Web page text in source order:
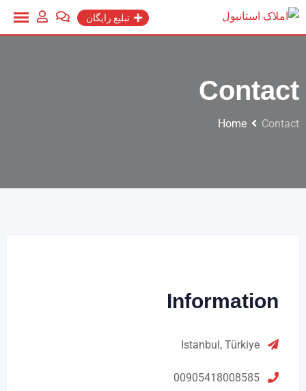
تبلیغ رایگان
Contact
Home Contact
Information
Istanbul, Türkiye
00905418008585